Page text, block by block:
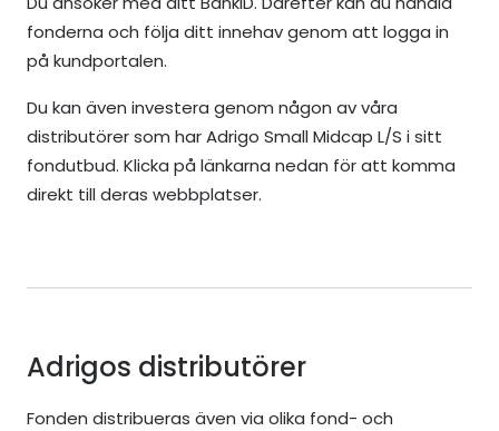
fonderna och följa ditt innehav genom att logga in
på kundportalen.
Du kan även investera genom någon av våra
distributörer som har Adrigo Small Midcap L/S i sitt
fondutbud. Klicka på länkarna nedan för att komma
direkt till deras webbplatser.
Adrigos distributörer
Fonden distribueras även via olika fond- och